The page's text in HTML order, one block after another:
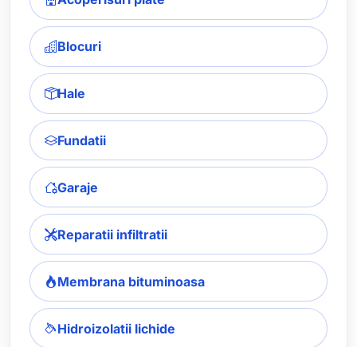
Blocuri
Hale
Fundatii
Garaje
Reparatii infiltratii
Membrana bituminoasa
Hidroizolatii lichide